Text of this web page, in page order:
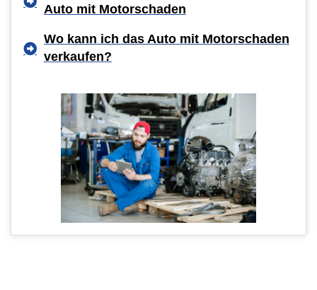
Auto mit Motorschaden
Wo kann ich das Auto mit Motorschaden
verkaufen?